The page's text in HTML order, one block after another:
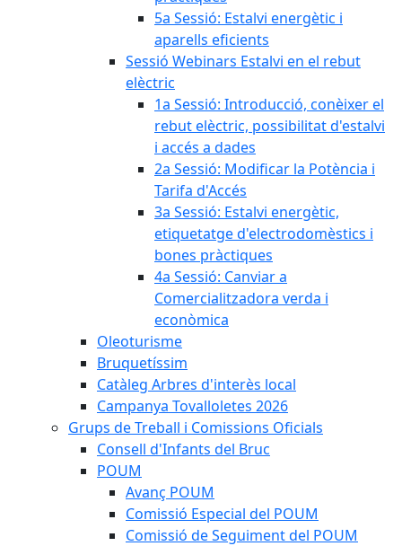
5a Sessió: Estalvi energètic i
aparells eficients
Sessió Webinars Estalvi en el rebut
elèctric
1a Sessió: Introducció, conèixer el
rebut elèctric, possibilitat d'estalvi
i accés a dades
2a Sessió: Modificar la Potència i
Tarifa d'Accés
3a Sessió: Estalvi energètic,
etiquetatge d'electrodomèstics i
bones pràctiques
4a Sessió: Canviar a
Comercialitzadora verda i
econòmica
Oleoturisme
Bruquetíssim
Catàleg Arbres d'interès local
Campanya Tovalloletes 2026
Grups de Treball i Comissions Oficials
Consell d'Infants del Bruc
POUM
Avanç POUM
Comissió Especial del POUM
Comissió de Seguiment del POUM